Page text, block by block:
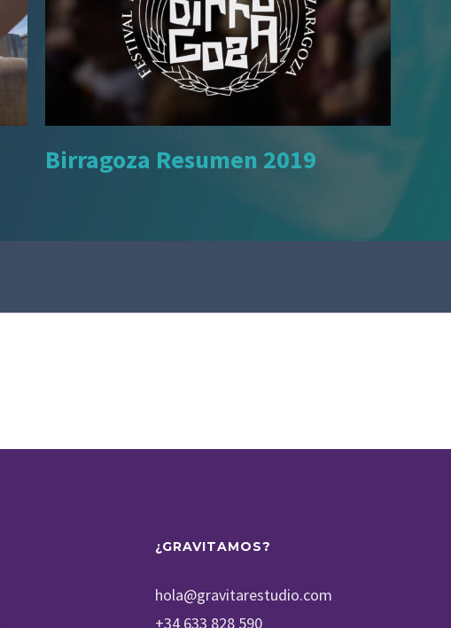
Birragoza Resumen 2019
¿GRAVITAMOS?
hola@gravitarestudio.com
+34 633 828 590